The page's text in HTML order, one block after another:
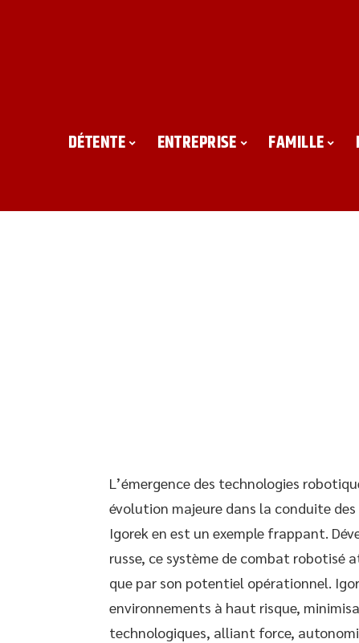
DÉTENTE ENTREPRISE FAMILLE
L’émergence des technologies
évolution majeure dans la conduite
Igorek en est un exemple frappant.
russe, ce système de combat
que par son potentiel opérationnel.
environnements à haut risque,
technologiques, alliant force,